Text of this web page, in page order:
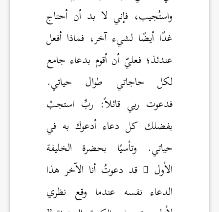
واستُجيب، فإني لا بد أن أحتاج
غدًا أيضًا لشيء آخر، فماذا أفعل
عندئذ؛ فعليّ أن أقوم بدعاء جامع
لكل حاجاتي طوال حياتي.
فدعوت ربي قائلاً: ربِّ استجبْ
بفضلك كل دعاء أدعوك به في
حياتي. وتأسيًا بحضرة الخليفة
الأول
قد دعوتُ أنا الآخر هذا
الدعاء نفسه عندما وقع نظري